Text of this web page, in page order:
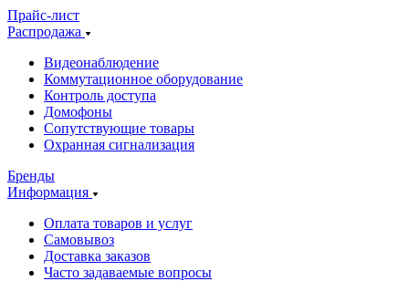
Прайс-лист
Распродажа
Видеонаблюдение
Коммутационное оборудование
Контроль доступа
Домофоны
Сопутствующие товары
Охранная сигнализация
Бренды
Информация
Оплата товаров и услуг
Самовывоз
Доставка заказов
Часто задаваемые вопросы